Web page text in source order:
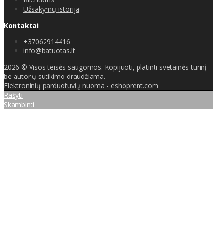
Užsakymų istorija
Kontaktai
+37062914416
info@batuotas.lt
2026 © Visos teisės saugomos. Kopijuoti, platinti svetainės turinį
be autorių sutikimo draudžiama.
Elektroninių parduotuvių nuoma - eshoprent.com
Rašyti
Skambinti